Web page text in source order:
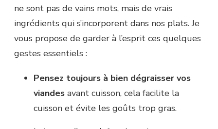
ne sont pas de vains mots, mais de vrais
ingrédients qui s’incorporent dans nos plats. Je
vous propose de garder à l’esprit ces quelques
gestes essentiels :
Pensez toujours à bien dégraisser vos
viandes avant cuisson, cela facilite la
cuisson et évite les goûts trop gras.